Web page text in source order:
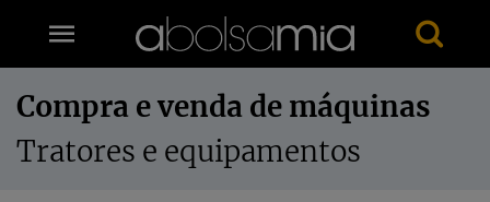
Compra e venda de máquinas
Tratores e equipamentos